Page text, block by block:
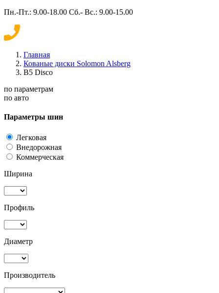
Пн.-Пт.: 9.00-18.00 Сб.- Вс.: 9.00-15.00
Главная
Кованые диски Solomon Alsberg
B5 Disco
по параметрам
по авто
Параметры шин
Легковая
Внедорожная
Коммерческая
Ширина
Профиль
Диаметр
Производитель